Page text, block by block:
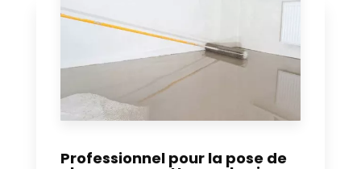
Professionnel pour la pose de